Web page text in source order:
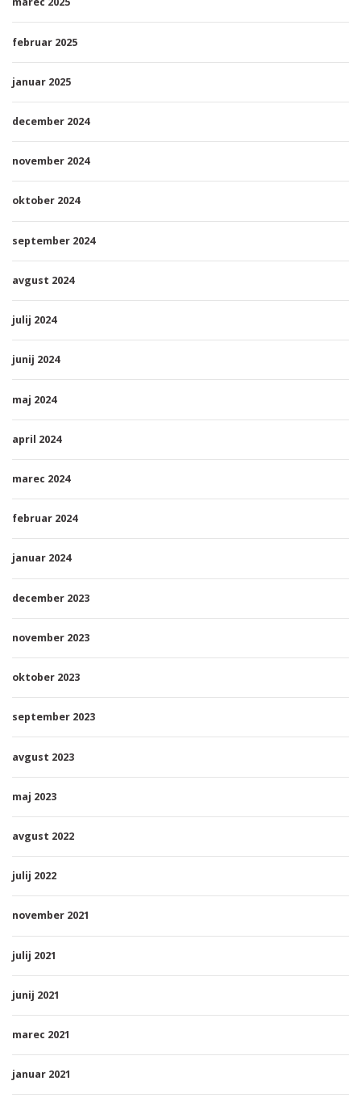
februar 2025
januar 2025
december 2024
november 2024
oktober 2024
september 2024
avgust 2024
julij 2024
junij 2024
maj 2024
april 2024
marec 2024
februar 2024
januar 2024
december 2023
november 2023
oktober 2023
september 2023
avgust 2023
maj 2023
avgust 2022
julij 2022
november 2021
julij 2021
junij 2021
marec 2021
januar 2021